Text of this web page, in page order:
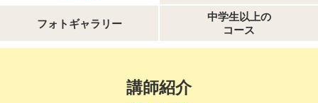
フォトギャラリー
中学生以上の
コース
講師紹介